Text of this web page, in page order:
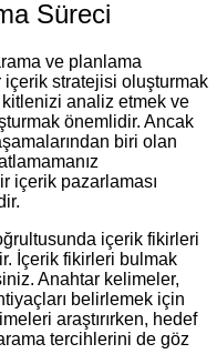
Süreci
ve planlama
içerik stratejisi oluşturmak
analiz etmek ve
önemlidir. Ancak
biri olan
içerik pazarlaması
içerik fikirleri
İçerik fikirleri bulmak
Anahtar kelimeler,
belirlemek için
araştırırken, hedef
tercihlerini de göz